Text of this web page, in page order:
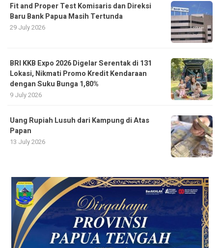
Fit and Proper Test Komisaris dan Direksi
Baru Bank Papua Masih Tertunda
29 July 2026
BRI KKB Expo 2026 Digelar Serentak di 131
Lokasi, Nikmati Promo Kredit Kendaraan
dengan Suku Bunga 1,80%
9 July 2026
Uang Rupiah Lusuh dari Kampung di Atas
Papan
13 July 2026